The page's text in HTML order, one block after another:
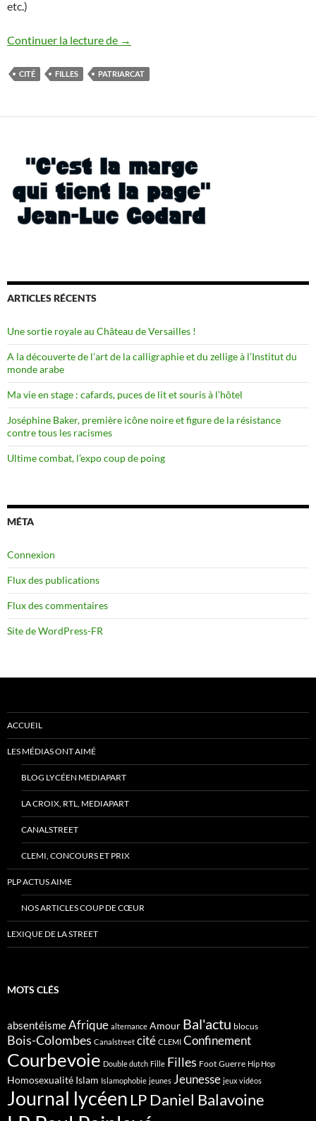
etc.)
Continuer la lecture de Des filles sous l’autorité des frères
→
CITÉ FILLES PATRIARCAT
ARTICLES RÉCENTS
Une sortie royale au Château de Versailles !
A la découverte de l’art de la calligraphie et du zellige à l’Institut du
monde arabe
Ma vie en stage : cafards, puces de lit et souris à l’hôtel
Joséphine Baker, première icône noire et figure de la résistance
contre tous les racismes
Ultime combat, l’expo coup de poing
MÉTA
Connexion
Flux des publications
Flux des commentaires
Site de WordPress-FR
ACCUEIL
LES MÉDIAS ONT AIMÉ
BLOG LYCÉEN MEDIAPART
LA CROIX, RTL, MEDIAPART
CANALSTREET
CLEMI, CONCOURS ET PRIX
PLP ACTUS AIME
NOS ARTICLES COUP DE CŒUR
LEXIQUE DE LA STREET
MOTS CLÉS
absentéismeAfrique alternance Amour Bal'actu blocus
Bois-Colombes Canalstreet cité CLEMI Confinement
Courbevoie Double dutch Fille Filles Foot Guerre Hip Hop
Homosexualité Islam Islamophobie jeunes Jeunesse jeux vidéos
Journal lycéenLP Daniel Balavoine